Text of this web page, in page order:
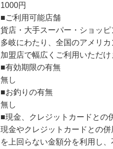
1000円
■ご利用可能店舗
貨店・大手スーパー・ショッ
多岐にわたり、全国のアメリ
加盟店で幅広くご利用いただけ
■有効期限の有無
無し
■お釣りの有無
無し
■現金、クレジットカードとの
現金やクレジットカードとの
を上回らない金額分を利用し